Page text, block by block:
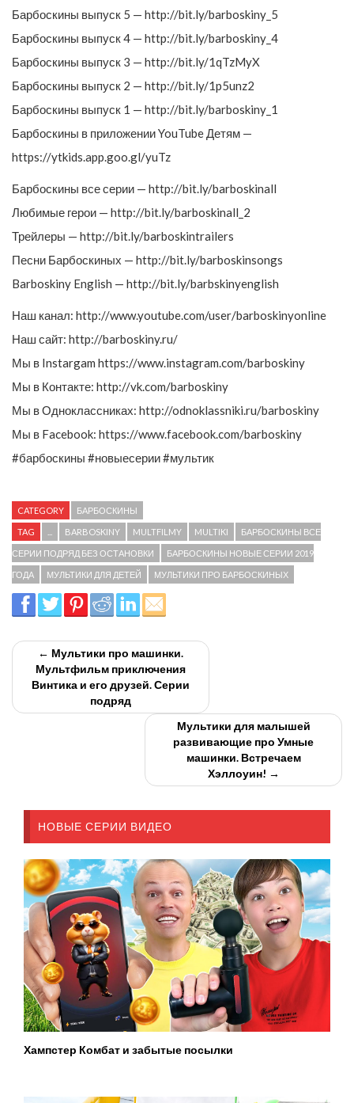
Барбоскины выпуск 5 — http://bit.ly/barboskiny_5
Барбоскины выпуск 4 — http://bit.ly/barboskiny_4
Барбоскины выпуск 3 — http://bit.ly/1qTzMyX
Барбоскины выпуск 2 — http://bit.ly/1p5unz2
Барбоскины выпуск 1 — http://bit.ly/barboskiny_1
Барбоскины в приложении YouTube Детям —
https://ytkids.app.goo.gl/yuTz
Барбоскины все серии — http://bit.ly/barboskinall
Любимые герои — http://bit.ly/barboskinall_2
Трейлеры — http://bit.ly/barboskintrailers
Песни Барбоскиных — http://bit.ly/barboskinsongs
Barboskiny English — http://bit.ly/barbskinyenglish
Наш канал: http://www.youtube.com/user/barboskinyonline
Наш сайт: http://barboskiny.ru/
Мы в Instargam https://www.instagram.com/barboskiny
Мы в Контакте: http://vk.com/barboskiny
Мы в Одноклассниках: http://odnoklassniki.ru/barboskiny
Мы в Facebook: https://www.facebook.com/barboskiny
#барбоскины #новыесерии #мультик
CATEGORY БАРБОСКИНЫ
TAG BARBOSKINY MULTFILMY MULTIKI БАРБОСКИНЫ ВСЕ
СЕРИИ ПОДРЯД БЕЗ ОСТАНОВКИ БАРБОСКИНЫ НОВЫЕ СЕРИИ 2019
ГОДА МУЛЬТИКИ ДЛЯ ДЕТЕЙ МУЛЬТИКИ ПРО БАРБОСКИНЫХ
← Мультики про машинки.
Мультфильм приключения
Винтика и его друзей. Серии
подряд
Мультики для малышей
развивающие про Умные
машинки. Встречаем
Хэллоуин! →
НОВЫЕ СЕРИИ ВИДЕО
Хампстер Комбат и забытые посылки